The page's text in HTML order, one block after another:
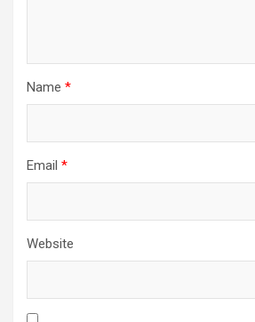
Name *
Email *
Website